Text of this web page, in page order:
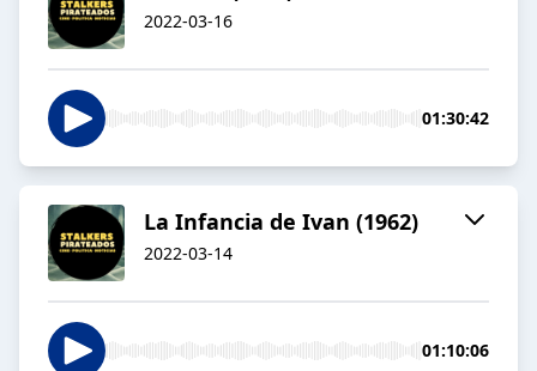
2022-03-16
01:30:42
La Infancia de Ivan (1962)
2022-03-14
01:10:06